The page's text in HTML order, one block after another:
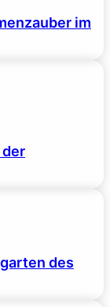
im
der
des